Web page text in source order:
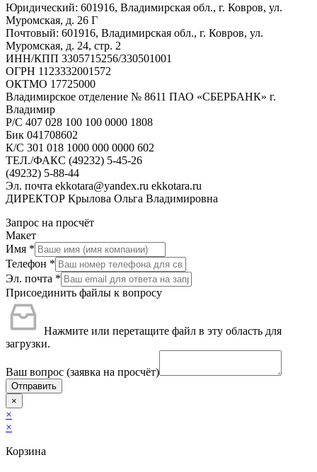
Юридический: 601916, Владимирская обл., г. Ковров, ул.
Муромская, д. 26 Г
Почтовый: 601916, Владимирская обл., г. Ковров, ул.
Муромская, д. 24, стр. 2
ИНН/КПП 3305715256/330501001
ОГРН 1123332001572
ОКТМО 17725000
Владимирское отделение № 8611 ПАО «СБЕРБАНК» г.
Владимир
Р/С 407 028 100 100 0000 1808
Бик 041708602
К/С 301 018 1000 000 0000 602
ТЕЛ./ФАКС (49232) 5-45-26
(49232) 5-88-44
Эл. почта ekkotara@yandex.ru ekkotara.ru
ДИРЕКТОР Крылова Ольга Владимировна
Запрос на просчёт
Макет
Имя *
Телефон *
Эл. почта *
Присоединить файлы к вопросу
Нажмите или перетащите файл в эту область для
загрузки.
Ваш вопрос (заявка на просчёт)
Отправить
×
×
×
Корзина